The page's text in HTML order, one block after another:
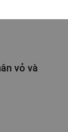
vỏ và